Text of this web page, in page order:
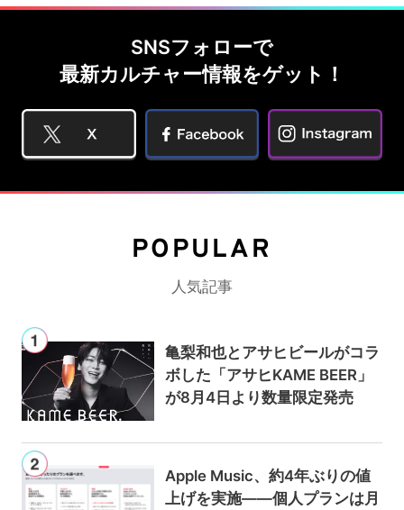
SNSフォローで
最新カルチャー情報をゲット！
POPULAR
人気記事
亀梨和也とアサヒビールがコラ
ボした「アサヒKAME BEER」
が8月4日より数量限定発売
Apple Music、約4年ぶりの値
上げを実施——個人プランは月